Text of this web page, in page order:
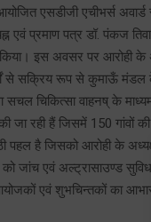
एसडीजी एचीभर्स
एवं प्रमाण पत्र डॉ. पंकज
इस अवसर पर आरोही के
से सक्रिय रूप से कुमाऊँ मंडल के
चिकित्सा वाहनष् के
जा रही हैं जिसमें 150 गांवों
है जिसको आरोही के अध्यक्ष
जांच एवं अल्ट्रासाउण्ड
एवं शुभचिन्तकों का